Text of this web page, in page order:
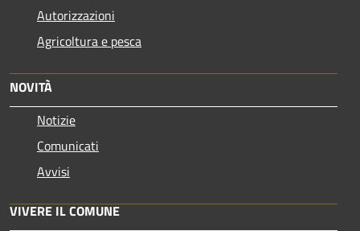
Autorizzazioni
Agricoltura e pesca
NOVITÀ
Notizie
Comunicati
Avvisi
VIVERE IL COMUNE